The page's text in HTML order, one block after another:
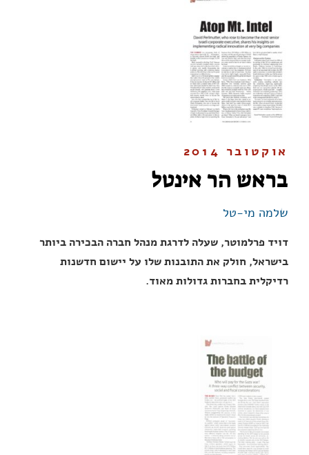
אוקטובר 2014
בראש הר אינטל
שלמה מי-טל
דויד פרלמוטר, שעלה לדרגת מנהל חברה הבכירה ביותר
בישראל, חולק את התובנות שלו על יישום חדשנות
רדיקלית בחברות גדולות מאוד.